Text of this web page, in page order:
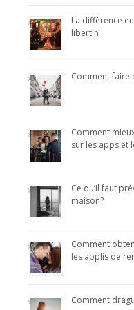
La différence
libertin
Comment faire
Comment
sur les apps et
Ce qu’il faut
maison?
Comment
les applis de
Comment